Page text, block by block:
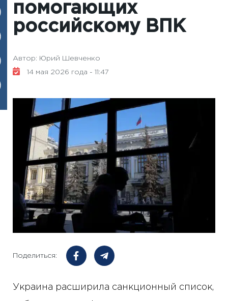
помогающих
российскому ВПК
Автор: Юрий Шевченко
14 мая 2026 года - 11:47
Поделиться:
Украина расширила санкционный список,